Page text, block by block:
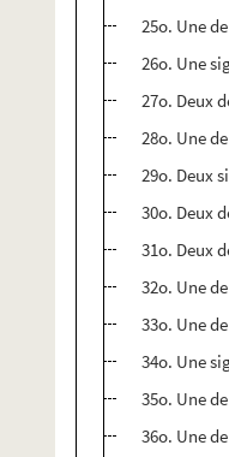
25o. Une
26o. Une
27o. Deux
28o. Une
29o. Deux
30o. Deux
31o. Deux
32o. Une
33o. Une
34o. Une
35o. Une
36o. Une